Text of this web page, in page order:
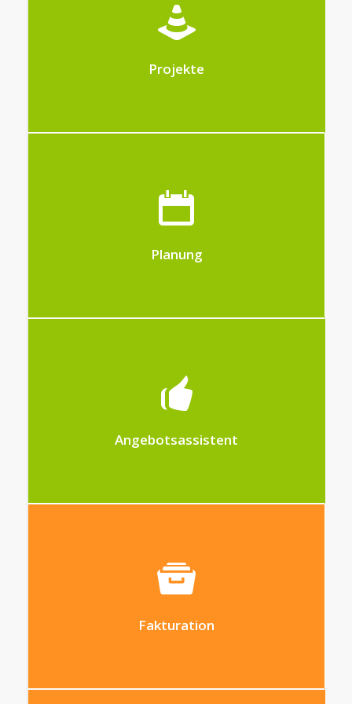
Projekte
Verwalten Sie alle Phasen Ihrer Projekte
Planung
Hit-Office bietet drei Arten der Planung:
Unternehmensplanung
Angebotsassistent
Aus einer oder mehreren vom Benutzer
erfassten Variablen kann automatisch ein
werden
Fakturation
Schnelle und einfache Rechnungsstellung